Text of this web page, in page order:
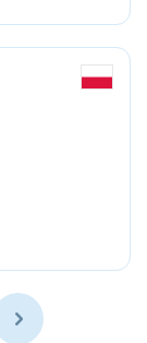
...